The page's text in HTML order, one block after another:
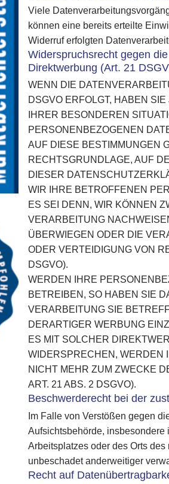
Viele
können eine bereits erteilte
Widerruf erfolgten
Widerspruchsrecht gegen
Direktwerbung (Art. 21
WENN DIE
DSGVO ERFOLGT, HABEN
IHRER BESONDEREN
PERSONENBEZOGENEN
AUF DIESE BESTIMMUNGEN
RECHTSGRUNDLAGE, AUF
DIESER
WIR IHRE BETROFFENEN
ES SEI DENN, WIR KÖNNEN
VERARBEITUNG
ÜBERWIEGEN ODER DIE
ODER VERTEIDIGUNG VON
DSGVO).
WERDEN IHRE
BETREIBEN, SO HABEN SIE
VERARBEITUNG SIE
DERARTIGER WERBUNG
ES MIT SOLCHER
WIDERSPRECHEN, WERDEN
NICHT MEHR ZUM ZWECKE
ART. 21 ABS. 2 DSGVO).
Beschwerderecht bei der
Im Falle von Verstößen gegen
Aufsichtsbehörde,
Arbeitsplatzes oder des Orts
unbeschadet anderweitiger
Recht auf